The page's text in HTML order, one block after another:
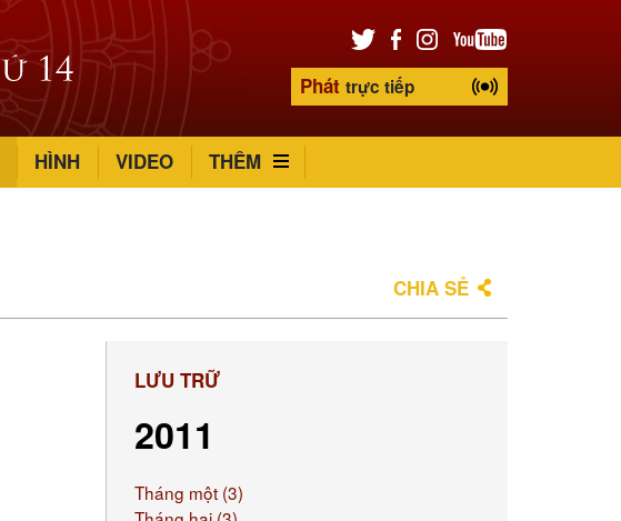
Phát trực tiếp
HÌNH VIDEO THÊM
CHIA SẺ
LƯU TRỮ
2011
Tháng một (3)